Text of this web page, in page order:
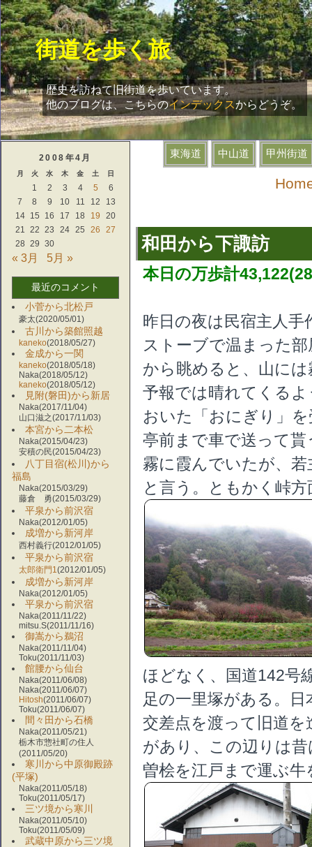
街道を歩く旅
歴史を訪ねて旧街道を歩いています。
他のブログは、こちらのインデックスからどうぞ。
和田から下諏訪
本日の万歩計
昨日の夜は民宿主人
ストーブで温まった
から眺めると、山に
予報では晴れてくる
おいた「おにぎり」
亭前まで車で送って
霧に霞んでいたが、
と言う。ともかく峠
ほどなく、国道142号
足の一里塚がある。
交差点を渡って旧道
があり、この辺りは
曽桧を江戸まで運ぶ
2008年4月
月 火 水 木 金 土 日
1 2 3 4 5
6
7
8 9 10 11 12
13
14
15 16 17 18 19
20
21 22 23 24 25 26
27
28 29 30
« 3月 5月 »
最近のコメント
小菅から北松戸
豪太(2020/05/01)
古川から築館照越
kaneko(2018/05/27)
金成から一関
kaneko(2018/05/18)
Naka(2018/05/12)
kaneko(2018/05/12)
見附(磐田)から新居
Naka(2017/11/04)
山口滋之(2017/11/03)
本宮から二本松
Naka(2015/04/23)
安積の民(2015/04/23)
八丁目宿(松川)から
福島
Naka(2015/03/29)
藤倉 勇(2015/03/29)
平泉から前沢宿
Naka(2012/01/05)
成増から新河岸
西村義行(2012/01/05)
平泉から前沢宿
太郎衛門1(2012/01/05)
成増から新河岸
Naka(2012/01/05)
平泉から前沢宿
Naka(2011/11/22)
mitsu.S(2011/11/16)
御嵩から鵜沼
Naka(2011/11/04)
Toku(2011/11/03)
館腰から仙台
Naka(2011/06/08)
Naka(2011/06/07)
Hitosh(2011/06/07)
Toku(2011/06/07)
間々田から石橋
Naka(2011/05/21)
栃木市惣社町の住人
(2011/05/20)
寒川から中原御殿跡
(平塚)
Naka(2011/05/18)
Toku(2011/05/17)
三ツ境から寒川
Naka(2011/05/10)
Toku(2011/05/09)
武蔵中原から三ツ境